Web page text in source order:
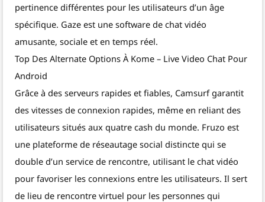
pertinence différentes pour les utilisateurs d’un âge
spécifique. Gaze est une software de chat vidéo
amusante, sociale et en temps réel.
Top Des Alternate Options À Kome – Live Video Chat Pour
Android
Grâce à des serveurs rapides et fiables, Camsurf garantit
des vitesses de connexion rapides, même en reliant des
utilisateurs situés aux quatre cash du monde. Fruzo est
une plateforme de réseautage social distincte qui se
double d’un service de rencontre, utilisant le chat vidéo
pour favoriser les connexions entre les utilisateurs. Il sert
de lieu de rencontre virtuel pour les personnes qui